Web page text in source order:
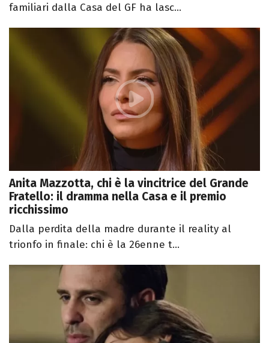
familiari dalla Casa del GF ha lasc...
Anita Mazzotta, chi è la vincitrice del Grande
Fratello: il dramma nella Casa e il premio
ricchissimo
Dalla perdita della madre durante il reality al
trionfo in finale: chi è la 26enne t...